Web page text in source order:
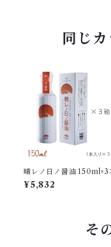
同じ
晴レノ日ノ醤油 150ml×3
¥5,832
そ